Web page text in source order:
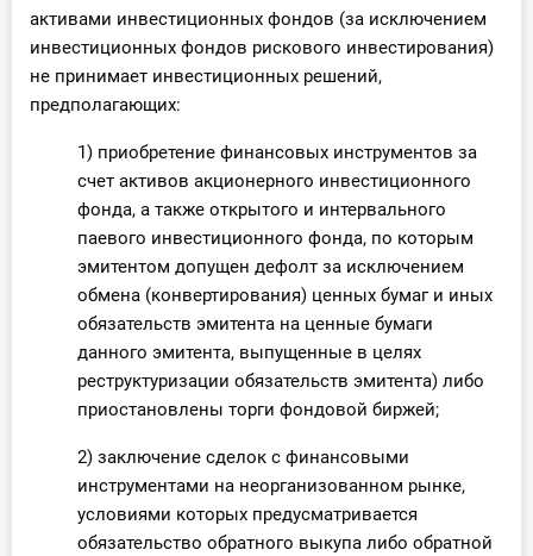
активами инвестиционных фондов (за исключением
инвестиционных фондов рискового инвестирования)
не принимает инвестиционных решений,
предполагающих:
1) приобретение финансовых инструментов за
счет активов акционерного инвестиционного
фонда, а также открытого и интервального
паевого инвестиционного фонда, по которым
эмитентом допущен дефолт за исключением
обмена (конвертирования) ценных бумаг и иных
обязательств эмитента на ценные бумаги
данного эмитента, выпущенные в целях
реструктуризации обязательств эмитента) либо
приостановлены торги фондовой биржей;
2) заключение сделок с финансовыми
инструментами на неорганизованном рынке,
условиями которых предусматривается
обязательство обратного выкупа либо обратной